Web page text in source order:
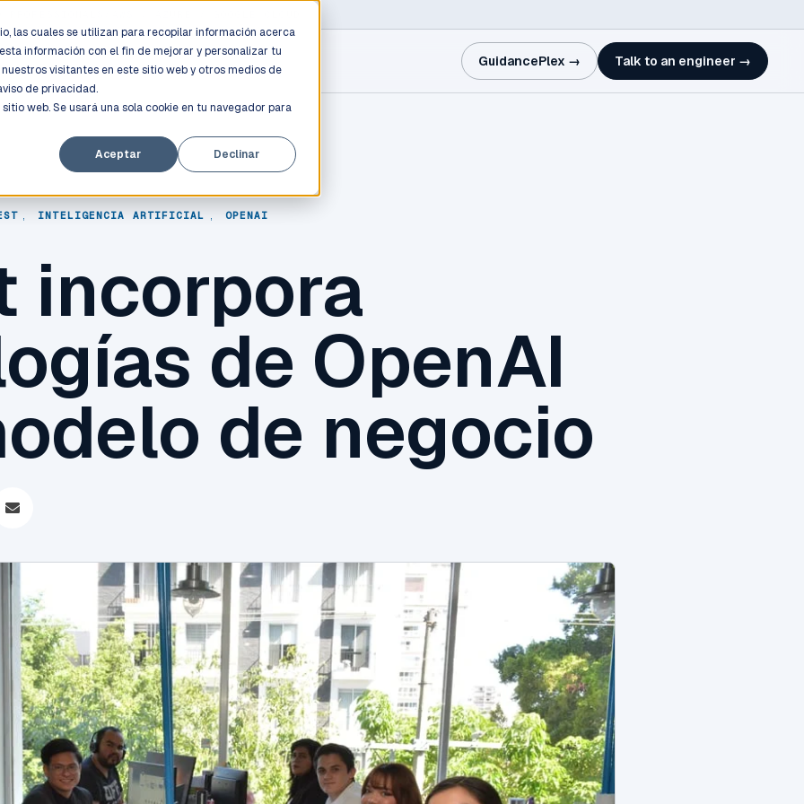
las cuales se utilizan para recopilar información acerca
información con el fin de mejorar y personalizar tu
visitantes en este sitio web y otros medios de
de privacidad.
web. Se usará una sola cookie en tu navegador para
Aceptar Declinar
GuidancePlex → Talk to an engineer →
INTELIGENCIA ARTIFICIAL OPENAI
incorpora
de OpenAI
de negocio